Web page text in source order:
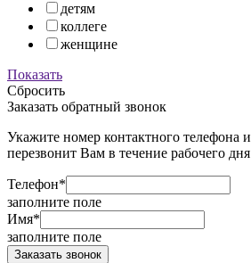
детям
коллеге
женщине
Показать
Сбросить
Заказать обратный звонок
Укажите номер контактного телефона
перезвонит Вам в течение рабочего дня
Телефон*
заполните поле
Имя*
заполните поле